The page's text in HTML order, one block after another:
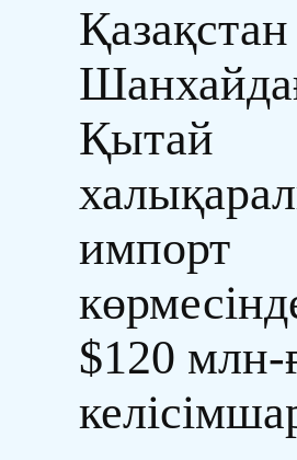
Қазақстан
Қытай
импорт
$120 млн-